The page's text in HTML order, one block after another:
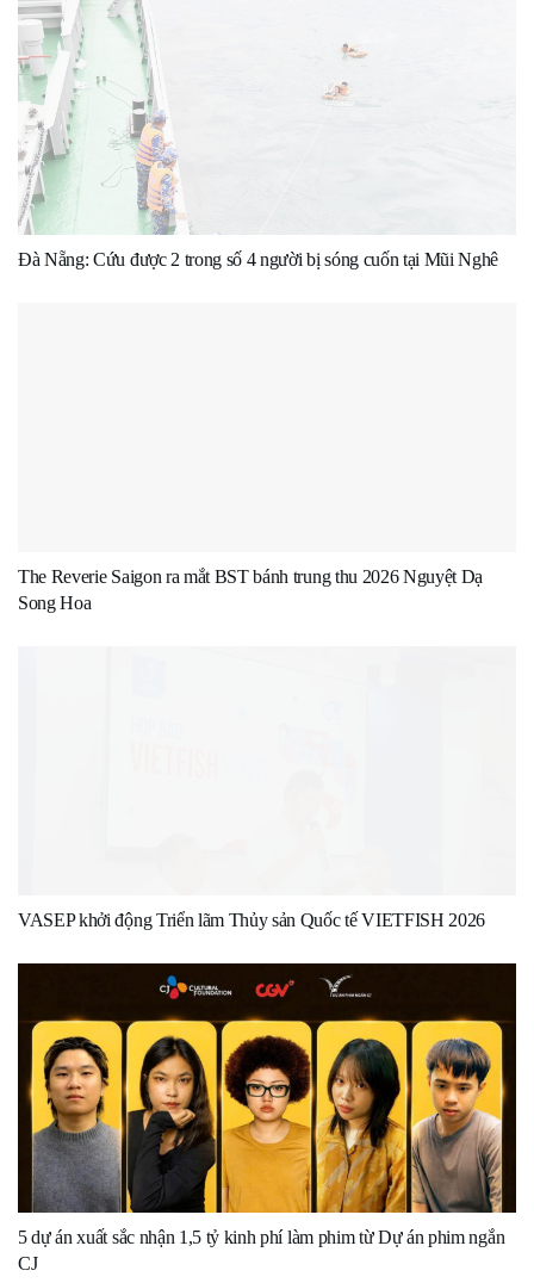
Đà Nẵng: Cứu được 2 trong số 4 người bị sóng cuốn tại Mũi Nghê
The Reverie Saigon ra mắt BST bánh trung thu 2026 Nguyệt Dạ
Song Hoa
VASEP khởi động Triển lãm Thủy sản Quốc tế VIETFISH 2026
5 dự án xuất sắc nhận 1,5 tỷ kinh phí làm phim từ Dự án phim ngắn
CJ